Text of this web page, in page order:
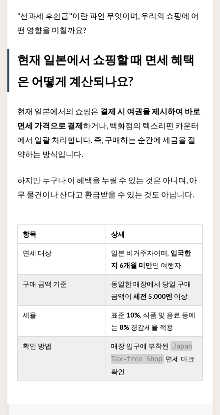
“선과세 후환급"이란 과연 무엇이며, 우리의 쇼핑에 어
떤 영향을 미칠까요?
현재 일본에서 쇼핑할 때 면세 혜택
은 어떻게 계산되나요?
현재 일본에서의 쇼핑은 결제 시 여권을 제시하여 바로
면세 가격으로 결제하거나, 백화점의 텍스리펀 카운터
에서 일괄 처리합니다. 즉, 구매하는 순간에 세금을 절
약하는 방식입니다.
하지만 누구나 이 혜택을 누릴 수 있는 것은 아니며, 아
무 물건이나 산다고 환급받을 수 있는 것도 아닙니다.
항목 상세
면세 대상 일본 비거주자이며, 입국한
지 6개월 미만인 여행자
구매 금액 기준
동일한 매장에서 당일 구매
금액이세전 5,000엔 이상
세율 표준 10%, 식품 및 음료 등에
는 8% 경감세율 적용
확인 방법 매장 입구에 부착된
Japan
Tax-free Shop 면세 마크
확인